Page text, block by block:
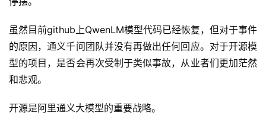
虽然目前github上QwenLM模型代码已经恢复，但对于事件
的原因，通义千问团队并没有再做出任何回应。对于开源模
型的项目，是否会再次受制于类似事故，从业者们更加茫然
和悲观。
开源是阿里通义大模型的重要战略。